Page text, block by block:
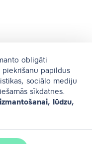
obligāti
papildus
sociālo mediju
sīkdatnes.
lūdzu,